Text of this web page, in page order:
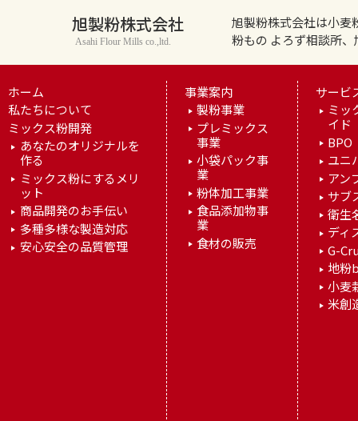
旭製粉株式会社
Asahi Flour Mills co.,ltd.
旭製粉株式会社は小麦
粉もの よろず相談所
ホーム
私たちについて
ミックス粉開発
あなたのオリジナルを
作る
ミックス粉にするメリ
ット
商品開発のお手伝い
多種多様な製造対応
安心安全の品質管理
事業案内
製粉事業
プレミックス
事業
小袋パック事
業
粉体加工事業
食品添加物事
業
食材の販売
サービ
ミッ
イド
BPO
ユニ
アン
サブ
衛生
ディ
G-
地粉
小麦
米創